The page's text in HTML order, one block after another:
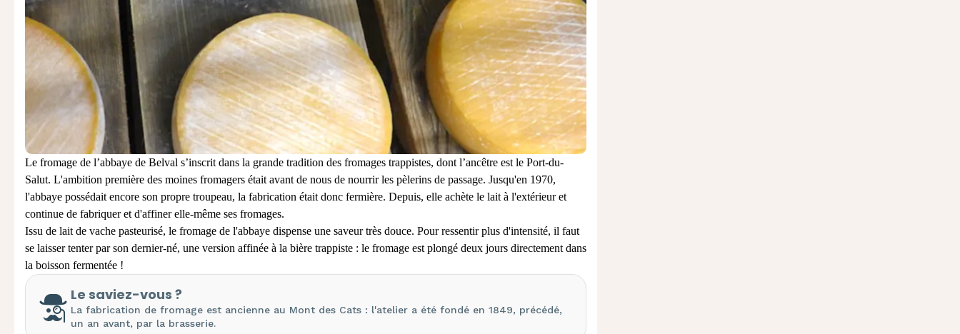
Le fromage de l’abbaye de Belval s’inscrit dans la grande tradition des fromages trappistes, dont l’ancêtre est le Port-du-
Salut. L'ambition première des moines fromagers était avant de nous de nourrir les pèlerins de passage. Jusqu'en 1970,
l'abbaye possédait encore son propre troupeau, la fabrication était donc fermière. Depuis, elle achète le lait à l'extérieur et
continue de fabriquer et d'affiner elle-même ses fromages.
Issu de lait de vache pasteurisé, le fromage de l'abbaye dispense une saveur très douce. Pour ressentir plus d'intensité, il faut
se laisser tenter par son dernier-né, une version affinée à la bière trappiste : le fromage est plongé deux jours directement dans
la boisson fermentée !
Le saviez-vous ?
La fabrication de fromage est ancienne au Mont des Cats : l'atelier a été fondé en 1849, précédé,
un an avant, par la brasserie.